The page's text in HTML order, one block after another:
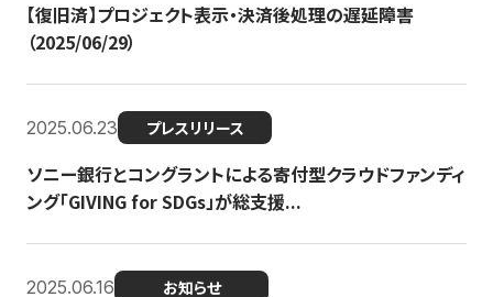
【復旧済】プロジェクト表示・決済後処理の遅延障害
（2025/06/29）
2025.06.23 プレスリリース
ソニー銀行とコングラントによる寄付型クラウドファンディ
ング「GIVING for SDGs」が総支援...
2025.06.16 お知らせ